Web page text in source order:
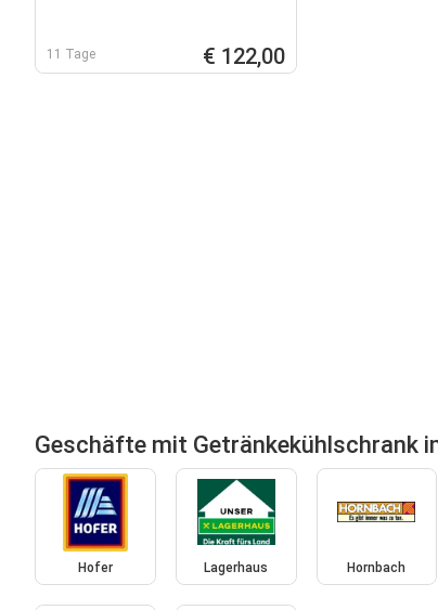
11 Tage € 122,00
Geschäfte mit Getränkekühlschrank
Hofer Lagerhaus Hornbach